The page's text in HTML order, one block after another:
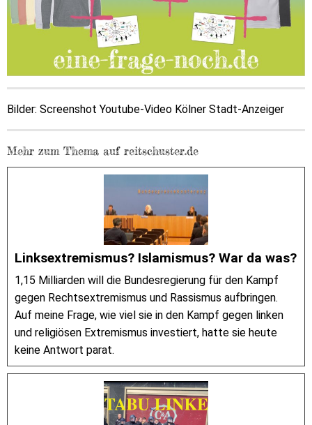
Bilder: Screenshot Youtube-Video Kölner Stadt-Anzeiger
Mehr zum Thema auf reitschuster.de
Linksextremismus? Islamismus? War da was?
1,15 Milliarden will die Bundesregierung für den Kampf
gegen Rechtsextremismus und Rassismus aufbringen.
Auf meine Frage, wie viel sie in den Kampf gegen linken
und religiösen Extremismus investiert, hatte sie heute
keine Antwort parat.